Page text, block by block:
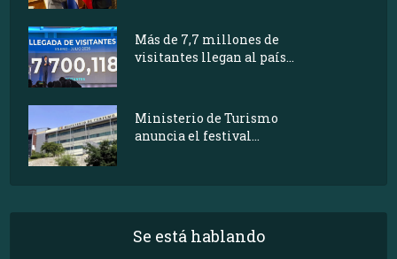
Más de 7,7 millones de
visitantes llegan al país...
Ministerio de Turismo
anuncia el festival...
Se está hablando